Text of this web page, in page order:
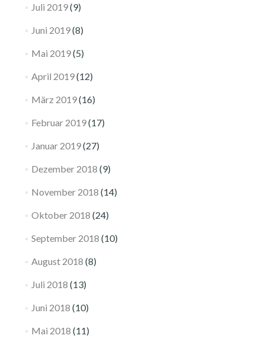
Juli 2019(9)
Juni 2019(8)
Mai 2019(5)
April 2019(12)
März 2019(16)
Februar 2019(17)
Januar 2019(27)
Dezember 2018 (9)
November 2018 (14)
Oktober 2018 (24)
September 2018 (10)
August 2018 (8)
Juli 2018 (13)
Juni 2018 (10)
Mai 2018 (11)